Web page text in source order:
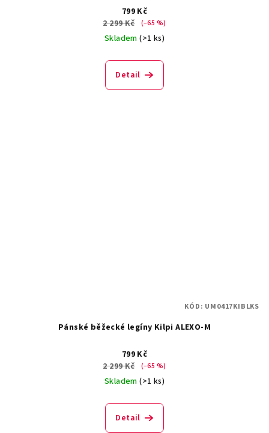
799 Kč
2 299 Kč
(–65 %)
Skladem(>1 ks)
Detail
Pánské běžecké legíny Kilpi ALEXO-M
799 Kč
2 299 Kč
(–65 %)
Skladem(>1 ks)
Detail
KÓD: UM0417KIBLKS